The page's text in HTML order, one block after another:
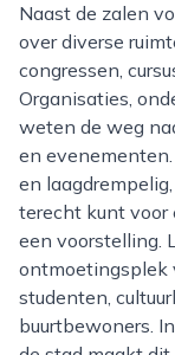
Naast de zalen voor film en podiumkunsten beschikt lux
over diverse
congressen,
Organisaties,
weten de weg
en
en
terecht kunt voor
een voorstelling.
ontmoetingsplek
studenten,
buurtbewoners.